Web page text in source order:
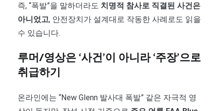
즉, “폭발”을 말하더라도 치명적 참사로 직결된 사건은
아니었고, 안전장치가 설계대로 작동한 사례로도 읽을
수 있습니다.
루머/영상은 ‘사건’이 아니라 ‘주장’으로
취급하기
온라인에는 “New Glenn 발사대 폭발” 같은 자극적 영